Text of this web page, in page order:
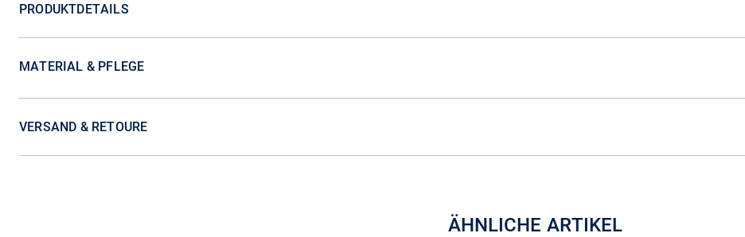
PRODUKTDETAILS
MATERIAL & PFLEGE
VERSAND & RETOURE
ÄHNLICHE ARTIKEL